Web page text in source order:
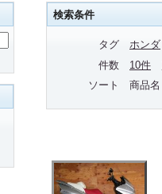
検索条件
タグ ホンダ
件数
10件
ソート
商品名